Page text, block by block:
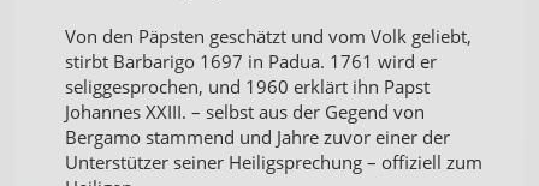
Von den Päpsten geschätzt und vom Volk geliebt,
stirbt Barbarigo 1697 in Padua. 1761 wird er
seliggesprochen, und 1960 erklärt ihn Papst
Johannes XXIII. – selbst aus der Gegend von
Bergamo stammend und Jahre zuvor einer der
Unterstützer seiner Heiligsprechung – offiziell zum